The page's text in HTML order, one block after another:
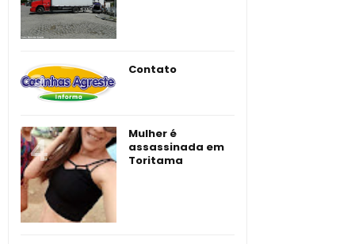
Contato
Mulher é
assassinada em
Toritama